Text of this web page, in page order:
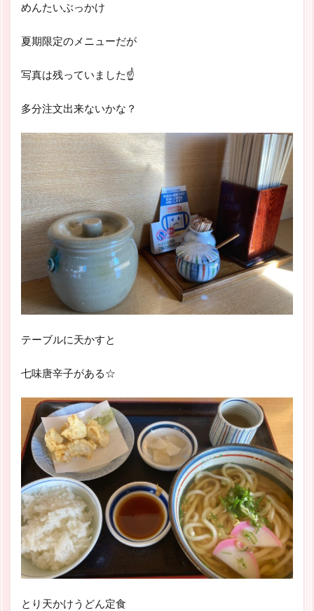
めんたいぶっかけ
夏期限定のメニューだが
写真は残っていました☝
多分注文出来ないかな？
テーブルに天かすと
七味唐辛子がある☆
とり天かけうどん定食